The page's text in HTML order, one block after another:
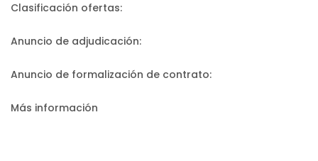
Clasificación ofertas:
Anuncio de adjudicación:
Anuncio de formalización de contrato:
Más información